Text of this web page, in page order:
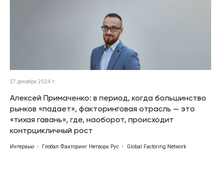
27 декабря 2024 г.
Алексей Примаченко: в период, когда большинство
рынков «падает», факторинговая отрасль — это
«тихая гавань», где, наоборот, происходит
контрцикличный рост
Интервью Глобал Факторинг Нетворк Рус Global Factoring Network